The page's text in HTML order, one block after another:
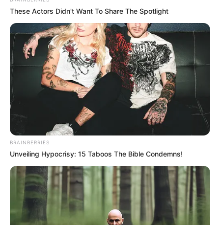
(foto: brightside)
Sedangkan dalam film Angels in America,
Meryl
Streep harus rela berubah gender dengan jenggot
tebal putih untuk menjadi Rabbi
These Actors Didn't Want To Share The Spotlight
BRAINBERRIES
Unveiling Hypocrisy: 15 Taboos The Bible Condemns!